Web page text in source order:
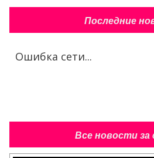
Последние
Ошибка сети...
Все новости за